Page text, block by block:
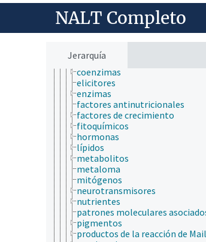
NALT Completo
Jerarquía
compuestos bioquímicos
ácidos nucléicos, nucleósidos y
aminoácidos, péptidos y
biomarcadores
biopolímero
carbohidratos
coenzimas
elicitores
enzimas
factores antinutricionales
factores de crecimiento
fitoquímicos
hormonas
lípidos
metabolitos
metaloma
mitógenos
neurotransmisores
nutrientes
patrones moleculares
pigmentos
productos de la reacción de